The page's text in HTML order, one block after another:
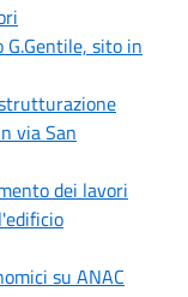
sito in
via San
dei lavori
su ANAC